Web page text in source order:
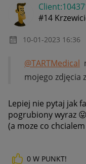
#14
‎10-01-2023 16:36
@TARTMedical
mojego zdjęcia z
Lepiej nie pytaj jak
pogrubiony wyraz 😛
(a moze co
0 W PUNKT!